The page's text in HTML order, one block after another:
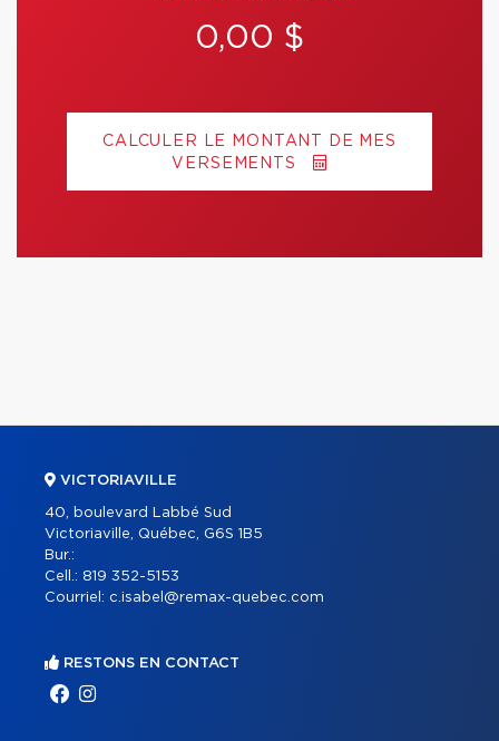
0,00 $
CALCULER LE MONTANT DE MES
VERSEMENTS
VICTORIAVILLE
40, boulevard Labbé Sud
Victoriaville, Québec, G6S 1B5
Bur.:
Cell.: 819 352-5153
Courriel: c.isabel@remax-quebec.com
RESTONS EN CONTACT